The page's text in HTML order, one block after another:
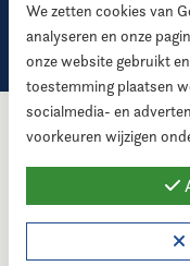
We zetten cookies van
analyseren en onze
onze website gebruikt
toestemming plaatsen
socialmedia- en
voorkeuren wijzigen